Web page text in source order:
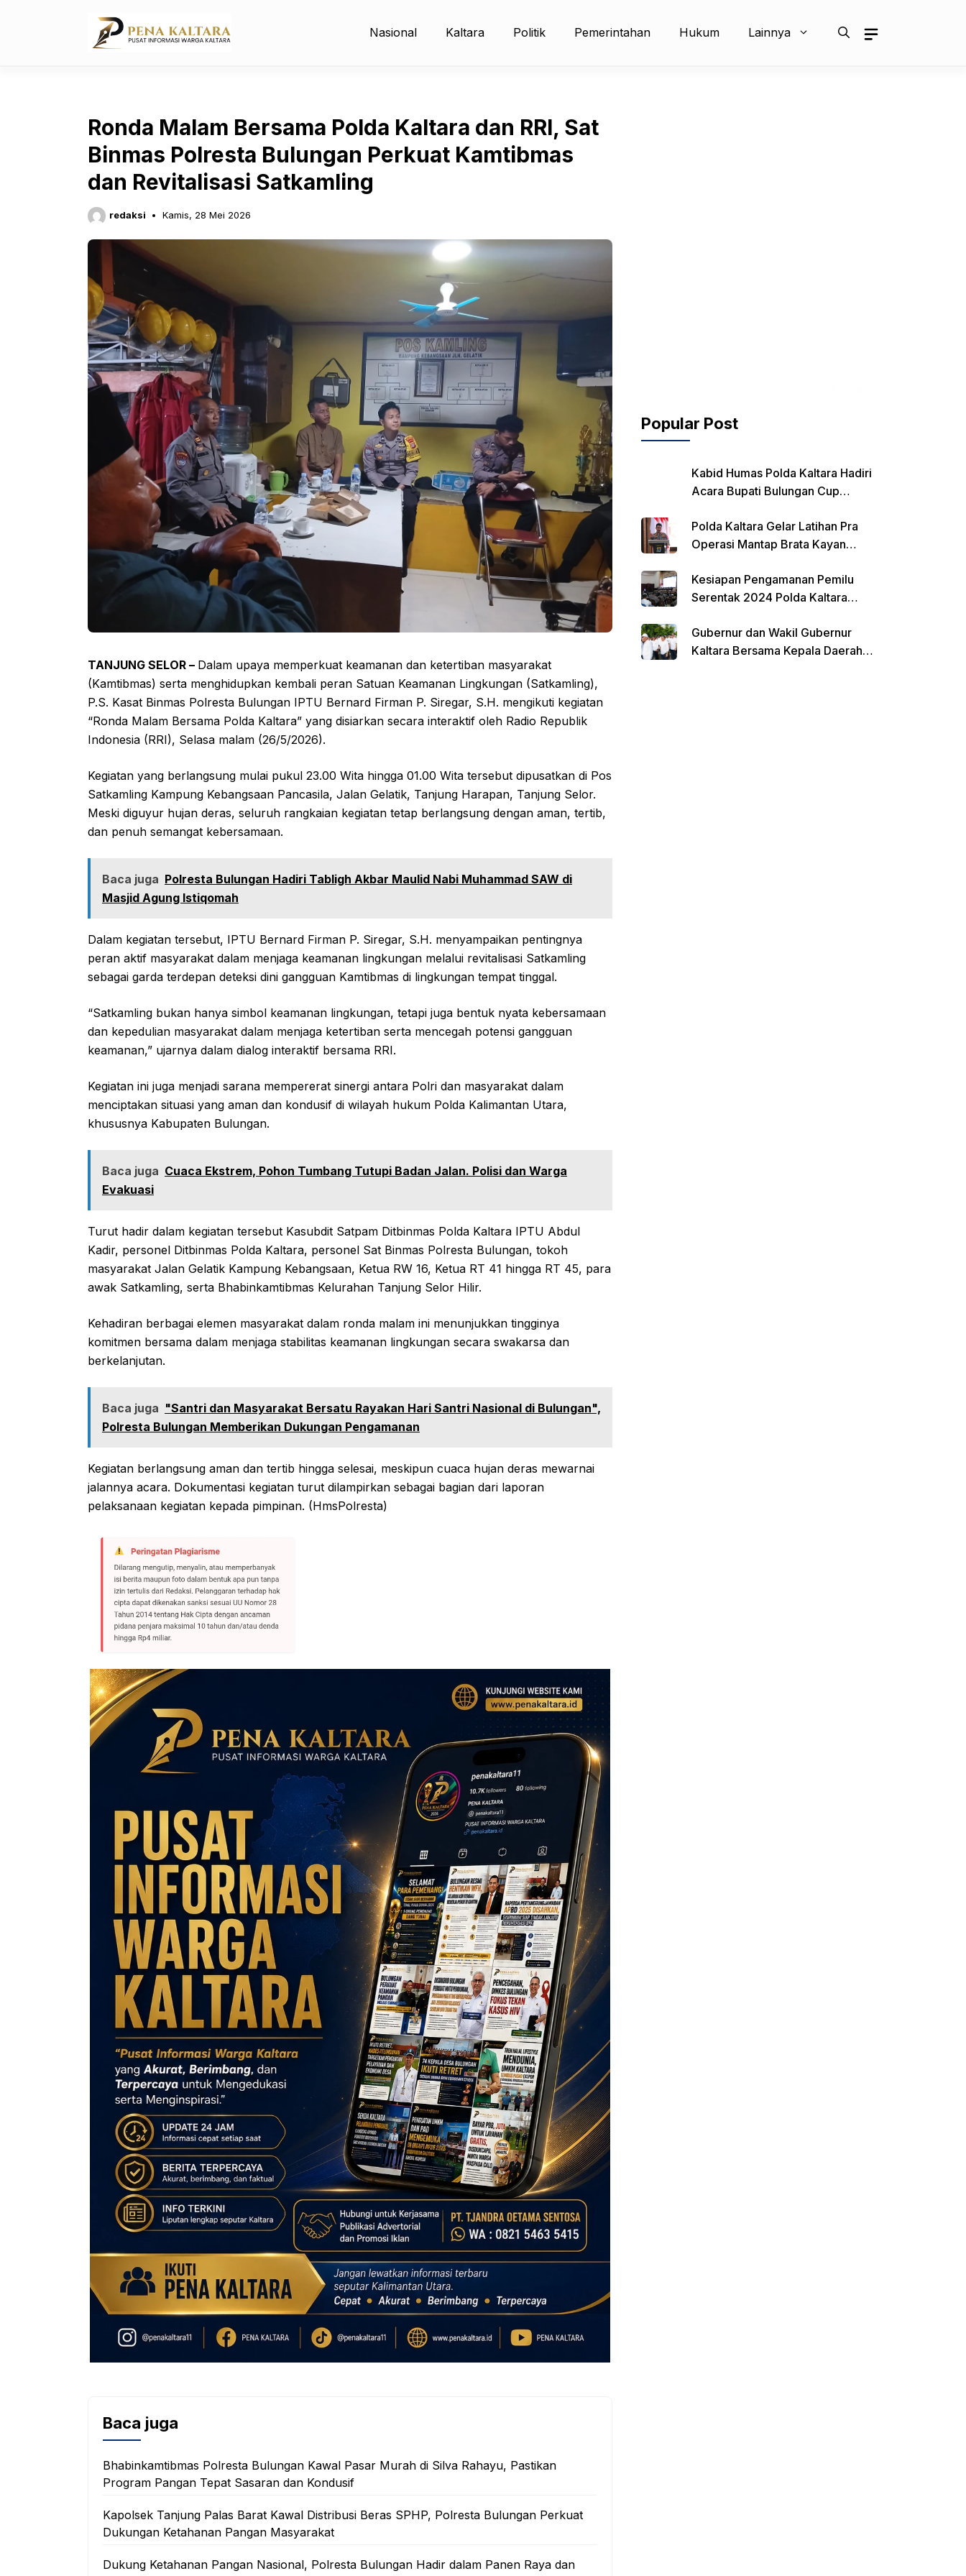
Nasional Kaltara Politik Pemerintahan Hukum Lainnya
Ronda Malam Bersama Polda Kaltara dan RRI, Sat
Binmas Polresta Bulungan Perkuat Kamtibmas
dan Revitalisasi Satkamling
redaksi Kamis, 28 Mei 2026
TANJUNG SELOR – Dalam upaya memperkuat keamanan dan ketertiban masyarakat
(Kamtibmas) serta menghidupkan kembali peran Satuan Keamanan Lingkungan (Satkamling),
P.S. Kasat Binmas Polresta Bulungan IPTU Bernard Firman P. Siregar, S.H. mengikuti kegiatan
“Ronda Malam Bersama Polda Kaltara” yang disiarkan secara interaktif oleh Radio Republik
Indonesia (RRI), Selasa malam (26/5/2026).
Kegiatan yang berlangsung mulai pukul 23.00 Wita hingga 01.00 Wita tersebut dipusatkan di Pos
Satkamling Kampung Kebangsaan Pancasila, Jalan Gelatik, Tanjung Harapan, Tanjung Selor.
Meski diguyur hujan deras, seluruh rangkaian kegiatan tetap berlangsung dengan aman, tertib,
dan penuh semangat kebersamaan.
Baca juga Polresta Bulungan Hadiri Tabligh Akbar Maulid Nabi Muhammad SAW di
Masjid Agung Istiqomah
Dalam kegiatan tersebut, IPTU Bernard Firman P. Siregar, S.H. menyampaikan pentingnya
peran aktif masyarakat dalam menjaga keamanan lingkungan melalui revitalisasi Satkamling
sebagai garda terdepan deteksi dini gangguan Kamtibmas di lingkungan tempat tinggal.
“Satkamling bukan hanya simbol keamanan lingkungan, tetapi juga bentuk nyata kebersamaan
dan kepedulian masyarakat dalam menjaga ketertiban serta mencegah potensi gangguan
keamanan,” ujarnya dalam dialog interaktif bersama RRI.
Kegiatan ini juga menjadi sarana mempererat sinergi antara Polri dan masyarakat dalam
menciptakan situasi yang aman dan kondusif di wilayah hukum Polda Kalimantan Utara,
khususnya Kabupaten Bulungan.
Baca juga Cuaca Ekstrem, Pohon Tumbang Tutupi Badan Jalan. Polisi dan Warga
Evakuasi
Turut hadir dalam kegiatan tersebut Kasubdit Satpam Ditbinmas Polda Kaltara IPTU Abdul
Kadir, personel Ditbinmas Polda Kaltara, personel Sat Binmas Polresta Bulungan, tokoh
masyarakat Jalan Gelatik Kampung Kebangsaan, Ketua RW 16, Ketua RT 41 hingga RT 45, para
awak Satkamling, serta Bhabinkamtibmas Kelurahan Tanjung Selor Hilir.
Kehadiran berbagai elemen masyarakat dalam ronda malam ini menunjukkan tingginya
komitmen bersama dalam menjaga stabilitas keamanan lingkungan secara swakarsa dan
berkelanjutan.
Baca juga "Santri dan Masyarakat Bersatu Rayakan Hari Santri Nasional di Bulungan",
Polresta Bulungan Memberikan Dukungan Pengamanan
Kegiatan berlangsung aman dan tertib hingga selesai, meskipun cuaca hujan deras mewarnai
jalannya acara. Dokumentasi kegiatan turut dilampirkan sebagai bagian dari laporan
pelaksanaan kegiatan kepada pimpinan. (HmsPolresta)
Baca juga
Bhabinkamtibmas Polresta Bulungan Kawal Pasar Murah di Silva Rahayu, Pastikan
Program Pangan Tepat Sasaran dan Kondusif
Kapolsek Tanjung Palas Barat Kawal Distribusi Beras SPHP, Polresta Bulungan Perkuat
Dukungan Ketahanan Pangan Masyarakat
Dukung Ketahanan Pangan Nasional, Polresta Bulungan Hadir dalam Panen Raya dan
Popular Post
Kabid Humas Polda Kaltara Hadiri
Acara Bupati Bulungan Cup
Polda Kaltara Gelar Latihan Pra
Operasi Mantap Brata Kayan
Kesiapan Pengamanan Pemilu
Serentak 2024 Polda Kaltara
Gubernur dan Wakil Gubernur
Kaltara Bersama Kepala Daerah